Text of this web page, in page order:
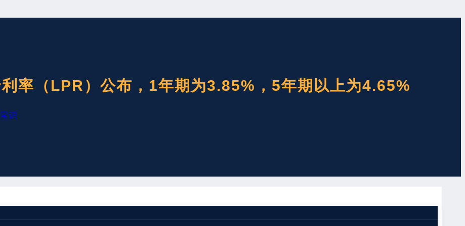
率（LPR）公布，1年期为3.85%，5年期以上为4.65%
识
20日全国银行间同业拆借中心受权公布贷款市场报价利率（LPR）公告